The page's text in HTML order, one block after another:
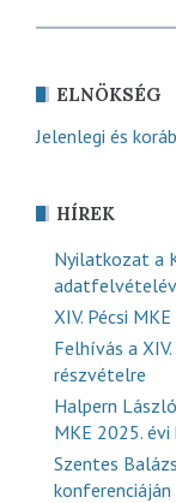
ELNÖKSÉG
Jelenlegi és
HÍREK
Nyilatkozat a
XIV. Pécsi
Felhívás a
részvételre
Halpern
MKE 2025.
Szentes
konferenciáján